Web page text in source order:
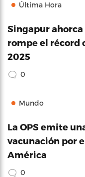
Última Hora
Singapur ahorca
rompe el récord
2025
0
Mundo
La OPS emite
vacunación por
América
0